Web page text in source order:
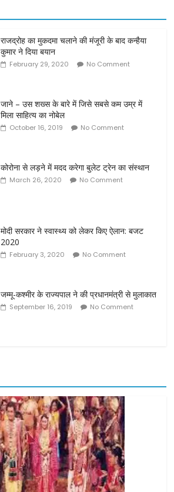
राजद्रोह का मुकदमा चलाने की मंजूरी के बाद कन्हैया
कुमार ने दिया बयान
February 29, 2020 No Comment
जाने – उस शख्स के बारे में जिसे सबसे कम उम्र में
मिला साहित्‍य का नोबेल
October 16, 2019 No Comment
कोरोना से लड़ने में मदद करेगा बुलेट ट्रेन का संस्थान
March 26, 2020 No Comment
मोदी सरकार ने स्वास्थ्य को लेकर किए ऐलान: बजट
2020
February 3, 2020 No Comment
जम्मू-कश्मीर के राज्यपाल ने की प्रधानमंत्री से मुलाकात
September 16, 2019 No Comment